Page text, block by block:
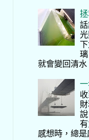
就會變回清
感想時，總